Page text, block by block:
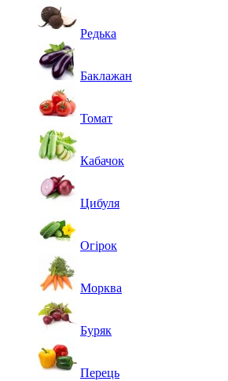
Редька
Баклажан
Томат
Кабачок
Цибуля
Огірок
Морква
Буряк
Перець